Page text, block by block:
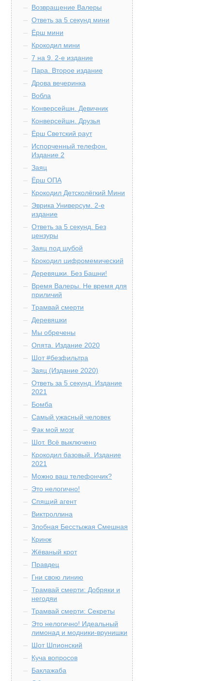
Возвращение Валеры
Ответь за 5 секунд мини
Ёрш мини
Крокодил мини
7 на 9. 2-е издание
Пара. Второе издание
Дрова вечеринка
Вобла
Конверсейшн. Девичник
Конверсейшн. Друзья
Ёрш Светский раут
Испорченный телефон.
Издание 2
Заяц
Ёрш ОПА
Крокодил Детсколёгкий Мини
Эврика Универсум. 2-е
издание
Ответь за 5 секунд. Без
цензуры
Заяц под шубой
Крокодил цифромемический
Деревяшки. Без Башни!
Время Валеры. Не время для
приличий
Трамвай смерти
Деревяшки
Мы обречены
Опята. Издание 2020
Шот #безфильтра
Заяц (Издание 2020)
Ответь за 5 секунд. Издание
2021
Бомба
Самый ужасный человек
Фак мой мозг
Шот. Всё выключено
Крокодил базовый. Издание
2021
Можно ваш телефончик?
Это нелогично!
Спящий агент
Виктроллина
Злобная Бесстыжая Смешная
Кринж
Жёваный крот
Правдец
Гни свою линию
Трамвай смерти: Добряки и
негодяи
Трамвай смерти: Секреты
Это нелогично! Идеальный
лимонад и модники-врунишки
Шот Шпионский
Куча вопросов
Баклажаба